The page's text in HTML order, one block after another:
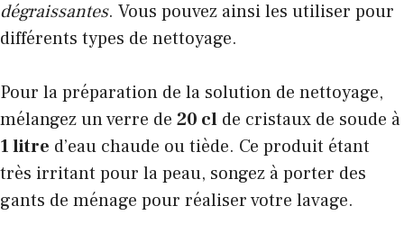
dégraissantes. Vous pouvez ainsi les utiliser pour
différents types de nettoyage.
Pour la préparation de la solution de nettoyage,
mélangez un verre de 20 cl de cristaux de soude à
1 litre d’eau chaude ou tiède. Ce produit étant
très irritant pour la peau, songez à porter des
gants de ménage pour réaliser votre lavage.